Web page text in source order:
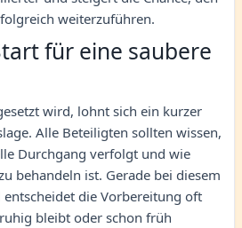
weiterzuführen.
für eine saubere
wird, lohnt sich ein kurzer
Alle Beteiligten sollten wissen,
Durchgang verfolgt und wie
behandeln ist. Gerade bei diesem
die Vorbereitung oft
bleibt oder schon früh